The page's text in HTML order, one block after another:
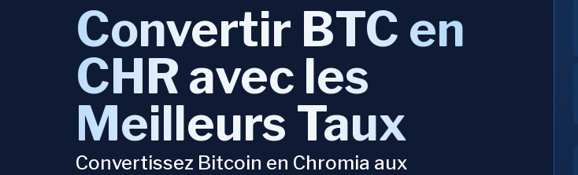
Convertir BTC en
CHR avec les
Meilleurs Taux
Convertissez Bitcoin en Chromia aux